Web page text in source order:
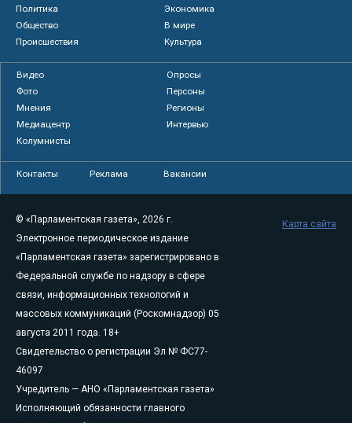
Политика
Экономика
Общество
В мире
Происшествия
Культура
Видео
Опросы
Фото
Персоны
Мнения
Регионы
Медиацентр
Интервью
Колумнисты
Контакты Реклама Вакансии
© «Парламентская газета», 2026 г.
Электронное периодическое издание
«Парламентская газета» зарегистрировано в
Федеральной службе по надзору в сфере
связи, информационных технологий и
массовых коммуникаций (Роскомнадзор) 05
августа 2011 года. 18+
Свидетельство о регистрации Эл № ФС77-
46097
Учредитель — АНО «Парламентская газета»
Исполняющий обязанности главного
Карта сайта